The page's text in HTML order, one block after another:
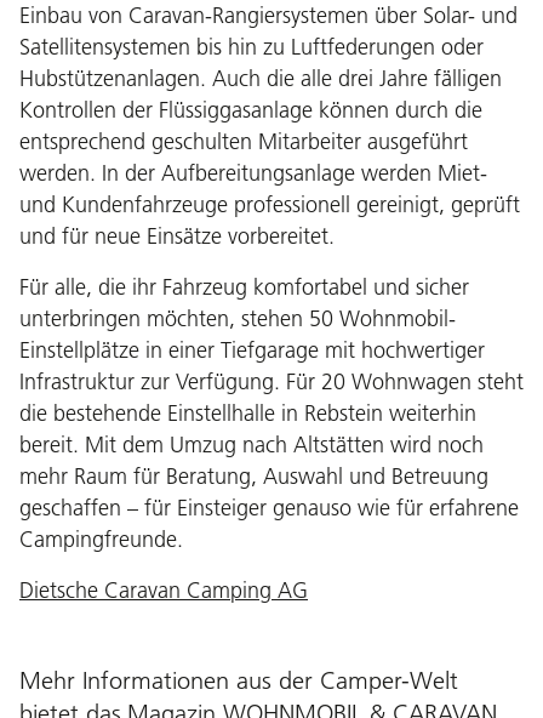
Einbau von Caravan-Rangiersystemen über Solar- und
Satellitensystemen bis hin zu Luftfederungen oder
Hubstützenanlagen. Auch die alle drei Jahre fälligen
Kontrollen der Flüssiggasanlage können durch die
entsprechend geschulten Mitarbeiter ausgeführt
werden. In der Aufbereitungsanlage werden Miet-
und Kundenfahrzeuge professionell gereinigt, geprüft
und für neue Einsätze vorbereitet.
Für alle, die ihr Fahrzeug komfortabel und sicher
unterbringen möchten, stehen 50 Wohnmobil-
Einstellplätze in einer Tiefgarage mit hochwertiger
Infrastruktur zur Verfügung. Für 20 Wohnwagen steht
die bestehende Einstellhalle in Rebstein weiterhin
bereit. Mit dem Umzug nach Altstätten wird noch
mehr Raum für Beratung, Auswahl und Betreuung
geschaffen – für Einsteiger genauso wie für erfahrene
Campingfreunde.
Dietsche Caravan Camping AG
Mehr Informationen aus der Camper-Welt